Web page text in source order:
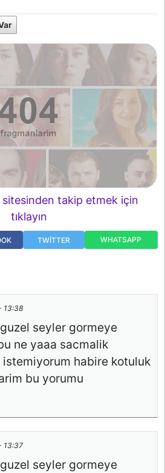
sitesinden takip etmek için
tıklayın
TWITTER WHATSAPP
13:38
seyler gormeye
ne yaaa sacmalik
habire kotuluk
bu yorumu
13:37
seyler gormeye